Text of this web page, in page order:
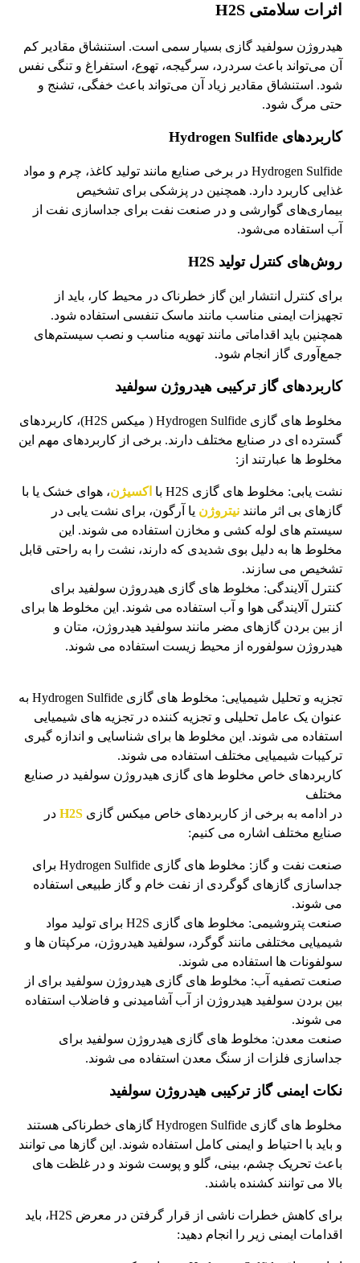
اثرات سلامتی H2S
هیدروژن سولفید گازی بسیار سمی است. استنشاق مقادیر کم
آن می‌تواند باعث سردرد، سرگیجه، تهوع، استفراغ و تنگی نفس
شود. استنشاق مقادیر زیاد آن می‌تواند باعث خفگی، تشنج و
حتی مرگ شود.
کاربردهای Hydrogen Sulfide
Hydrogen Sulfide در برخی صنایع مانند تولید کاغذ، چرم و مواد
غذایی کاربرد دارد. همچنین در پزشکی برای تشخیص
بیماری‌های گوارشی و در صنعت نفت برای جداسازی نفت از
آب استفاده می‌شود.
روش‌های کنترل تولید H2S
برای کنترل انتشار این گاز خطرناک در محیط کار، باید از
تجهیزات ایمنی مناسب مانند ماسک تنفسی استفاده شود.
همچنین باید اقداماتی مانند تهویه مناسب و نصب سیستم‌های
جمع‌آوری گاز انجام شود.
کاربردهای گاز ترکیبی هیدروژن سولفید
مخلوط های گازی Hydrogen Sulfide ( میکس H2S)، کاربردهای
گسترده ای در صنایع مختلف دارند. برخی از کاربردهای مهم این
مخلوط ها عبارتند از:
نشت یابی: مخلوط های گازی H2S با اکسیژن، هوای خشک یا با
گازهای بی اثر مانندنیتروژن یا آرگون، برای نشت یابی در
سیستم های لوله کشی و مخازن استفاده می شوند. این
مخلوط ها به دلیل بوی شدیدی که دارند، نشت را به راحتی قابل
تشخیص می سازند.
کنترل آلایندگی: مخلوط های گازی هیدروژن سولفید برای
کنترل آلایندگی هوا و آب استفاده می شوند. این مخلوط ها برای
از بین بردن گازهای مضر مانند سولفید هیدروژن، متان و
هیدروژن سولفوره از محیط زیست استفاده می شوند.
تجزیه و تحلیل شیمیایی: مخلوط های گازی Hydrogen Sulfide به
عنوان یک عامل تحلیلی و تجزیه کننده در تجزیه های شیمیایی
استفاده می شوند. این مخلوط ها برای شناسایی و اندازه گیری
ترکیبات شیمیایی مختلف استفاده می شوند.
کاربردهای خاص مخلوط های گازی هیدروژن سولفید در صنایع
مختلف
در ادامه به برخی از کاربردهای خاص میکس گازیH2S در
صنایع مختلف اشاره می کنیم:
صنعت نفت و گاز: مخلوط های گازی Hydrogen Sulfide برای
جداسازی گازهای گوگردی از نفت خام و گاز طبیعی استفاده
می شوند.
صنعت پتروشیمی: مخلوط های گازی H2S برای تولید مواد
شیمیایی مختلفی مانند گوگرد، سولفید هیدروژن، مرکپتان ها و
سولفونات ها استفاده می شوند.
صنعت تصفیه آب: مخلوط های گازی هیدروژن سولفید برای از
بین بردن سولفید هیدروژن از آب آشامیدنی و فاضلاب استفاده
می شوند.
صنعت معدن: مخلوط های گازی هیدروژن سولفید برای
جداسازی فلزات از سنگ معدن استفاده می شوند.
نکات ایمنی گاز ترکیبی هیدروژن سولفید
مخلوط های گازی Hydrogen Sulfide گازهای خطرناکی هستند
و باید با احتیاط و ایمنی کامل استفاده شوند. این گازها می توانند
باعث تحریک چشم، بینی، گلو و پوست شوند و در غلظت های
بالا می توانند کشنده باشند.
برای کاهش خطرات ناشی از قرار گرفتن در معرض H2S، باید
اقدامات ایمنی زیر را انجام دهید: